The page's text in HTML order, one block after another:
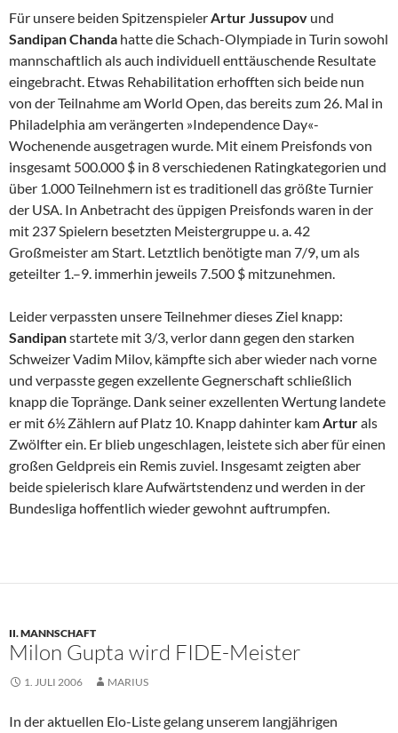
Für unsere beiden SpitzenspielerArtur Jussupov und
Sandipan Chanda hatte die Schach-Olympiade in Turin sowohl
mannschaftlich als auch individuell enttäuschende Resultate
eingebracht. Etwas Rehabilitation erhofften sich beide nun
von der Teilnahme am World Open, das bereits zum 26. Mal in
Philadelphia am verängerten »Independence Day«-
Wochenende ausgetragen wurde. Mit einem Preisfonds von
insgesamt 500.000 $ in 8 verschiedenen Ratingkategorien und
über 1.000 Teilnehmern ist es traditionell das größte Turnier
der USA. In Anbetracht des üppigen Preisfonds waren in der
mit 237 Spielern besetzten Meistergruppe u. a. 42
Großmeister am Start. Letztlich benötigte man 7/9, um als
geteilter 1.–9. immerhin jeweils 7.500 $ mitzunehmen.
Leider verpassten unsere Teilnehmer dieses Ziel knapp:
Sandipanstartete mit 3/3, verlor dann gegen den starken
Schweizer Vadim Milov, kämpfte sich aber wieder nach vorne
und verpasste gegen exzellente Gegnerschaft schließlich
knapp die Topränge. Dank seiner exzellenten Wertung landete
er mit 6½ Zählern auf Platz 10. Knapp dahinter kamArturals
Zwölfter ein. Er blieb ungeschlagen, leistete sich aber für einen
großen Geldpreis ein Remis zuviel. Insgesamt zeigten aber
beide spielerisch klare Aufwärtstendenz und werden in der
Bundesliga hoffentlich wieder gewohnt auftrumpfen.
II. MANNSCHAFT
Milon Gupta wird FIDE-Meister
1. JULI 2006 MARIUS
In der aktuellen Elo-Liste gelang unserem langjährigen